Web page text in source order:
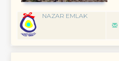
NAZAR EMLAK